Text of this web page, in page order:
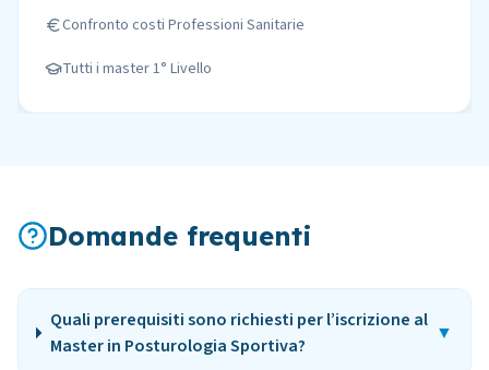
Confronto costi Professioni Sanitarie
Tutti i master1° Livello
Domande frequenti
Quali prerequisiti sono richiesti per l’iscrizione al
Master in Posturologia Sportiva?
▼